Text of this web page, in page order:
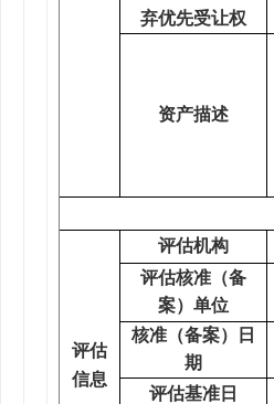
弃优先受让权
资产描述
评估
信息
评估机构
评估核准（备
案）单位
核准（备案）日
期
评估基准日